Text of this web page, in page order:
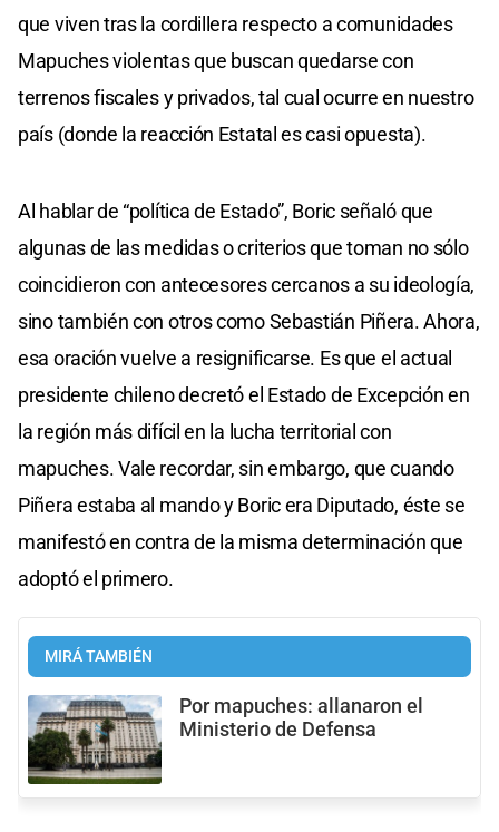
que viven tras la cordillera respecto a comunidades
Mapuches violentas que buscan quedarse con
terrenos fiscales y privados, tal cual ocurre en nuestro
país (donde la reacción Estatal es casi opuesta).
Al hablar de “política de Estado”, Boric señaló que
algunas de las medidas o criterios que toman no sólo
coincidieron con antecesores cercanos a su ideología,
sino también con otros como Sebastián Piñera. Ahora,
esa oración vuelve a resignificarse. Es que el actual
presidente chileno decretó el Estado de Excepción en
la región más difícil en la lucha territorial con
mapuches. Vale recordar, sin embargo, que cuando
Piñera estaba al mando y Boric era Diputado, éste se
manifestó en contra de la misma determinación que
adoptó el primero.
MIRÁ TAMBIÉN
Por mapuches: allanaron el
Ministerio de Defensa